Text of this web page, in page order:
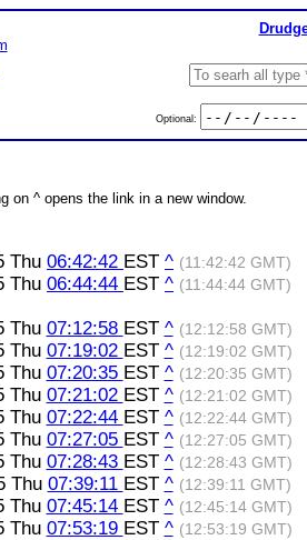
Optional:
on ^ opens the link in a new window.
Thu 06:42:42 EST ^ (11:42:42 GMT)
Thu 06:44:44 EST ^ (11:44:44 GMT)
Thu 07:12:58 EST ^ (12:12:58 GMT)
Thu 07:19:02 EST ^ (12:19:02 GMT)
Thu 07:20:35 EST ^ (12:20:35 GMT)
Thu 07:21:02 EST ^ (12:21:02 GMT)
Thu 07:22:44 EST ^ (12:22:44 GMT)
Thu 07:27:05 EST ^ (12:27:05 GMT)
Thu 07:28:43 EST ^ (12:28:43 GMT)
Thu 07:39:11 EST ^ (12:39:11 GMT)
Thu 07:45:14 EST ^ (12:45:14 GMT)
Thu 07:53:19 EST ^ (12:53:19 GMT)